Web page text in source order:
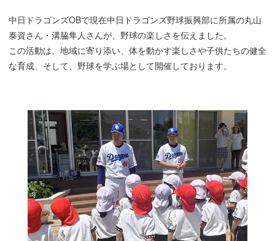
中日ドラゴンズOBで現在中日ドラゴンズ野球振興部に所属の丸山
泰資さん・溝脇隼人さんが、野球の楽しさを伝えました。
この活動は、地域に寄り添い、体を動かす楽しさや子供たちの健全
な育成、そして、野球を学ぶ場として開催しております。